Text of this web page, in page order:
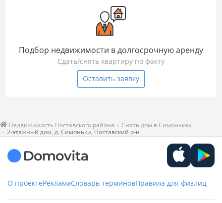
Подбор недвижимости в долгосрочную аренду
Сдать/снять квартиру по факту
Оставить заявку
Недвижимость Поставского района
Снять дом в Симоньках
2-этажный дом, д. Симоньки, Поставский р-н
О проектеРекламаСловарь терминовПравила для физлиц